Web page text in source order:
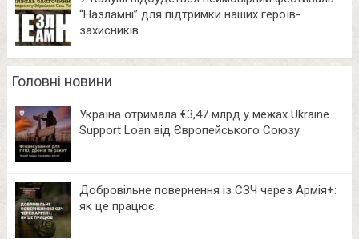
“Назламні” для підтримки наших героїв-
захисників
Головні новини
Україна отримала €3,47 млрд у межах Ukraine
Support Loan від Європейського Союзу
Добровільне повернення із СЗЧ через Армія+:
як це працює